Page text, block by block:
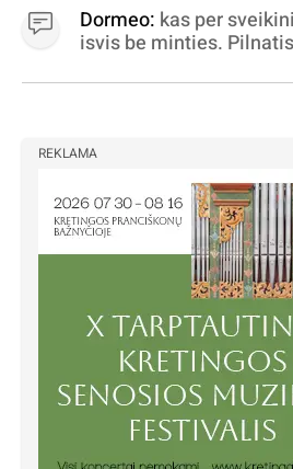
Dormeo: kas per
isvis be minties.
REKLAMA